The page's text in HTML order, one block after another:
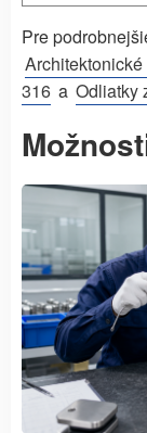
Pre
316 a Odliatky